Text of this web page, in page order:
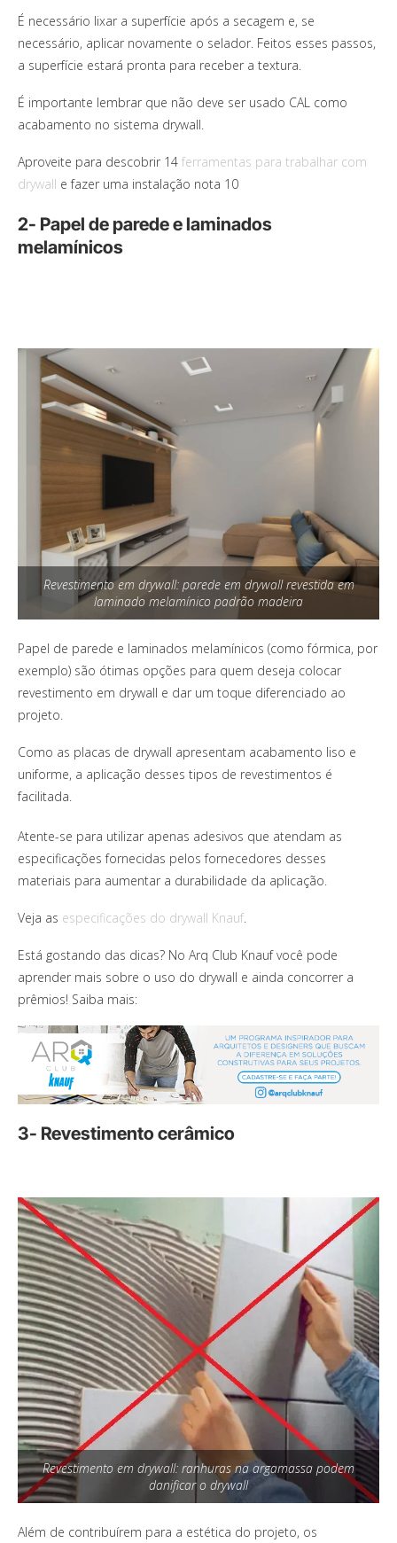
É necessário lixar a superfície após a secagem e, se
necessário, aplicar novamente o selador. Feitos esses passos,
a superfície estará pronta para receber a textura.
É importante lembrar que não deve ser usado CAL como
acabamento no sistema drywall.
Aproveite para descobrir 14 ferramentas para trabalhar com
drywall e fazer uma instalação nota 10
2- Papel de parede e laminados
melamínicos
Revestimento em drywall: parede em drywall revestida em
laminado melamínico padrão madeira
Papel de parede e laminados melamínicos (como fórmica, por
exemplo) são ótimas opções para quem deseja colocar
revestimento em drywall e dar um toque diferenciado ao
projeto.
Como as placas de drywall apresentam acabamento liso e
uniforme, a aplicação desses tipos de revestimentos é
facilitada.
Atente-se para utilizar apenas adesivos que atendam as
especificações fornecidas pelos fornecedores desses
materiais para aumentar a durabilidade da aplicação.
Veja as especificações do drywall Knauf.
Está gostando das dicas? No Arq Club Knauf você pode
aprender mais sobre o uso do drywall e ainda concorrer a
prêmios! Saiba mais:
3- Revestimento cerâmico
Revestimento em drywall: ranhuras na argamassa podem
danificar o drywall
Além de contribuírem para a estética do projeto, os